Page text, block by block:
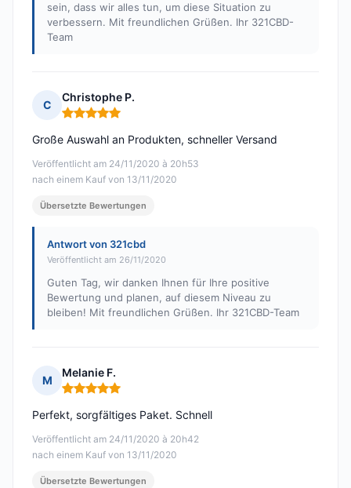
sein, dass wir alles tun, um diese Situation zu
verbessern. Mit freundlichen Grüßen. Ihr 321CBD-
Team
C
Christophe P.
Hinweis: 5 von 5
Veröffentlicht am 24/11/2020 à 20h53
nach einem Kauf von 13/11/2020
Große Auswahl an Produkten, schneller Versand
Übersetzte Bewertungen
Antwort von 321cbd
Veröffentlicht am 26/11/2020
Guten Tag, wir danken Ihnen für Ihre positive
Bewertung und planen, auf diesem Niveau zu
bleiben! Mit freundlichen Grüßen. Ihr 321CBD-Team
M
Melanie F.
Hinweis: 5 von 5
Veröffentlicht am 24/11/2020 à 20h42
nach einem Kauf von 13/11/2020
Perfekt, sorgfältiges Paket. Schnell
Übersetzte Bewertungen